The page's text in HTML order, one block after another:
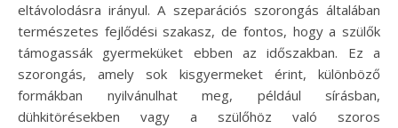
eltávolodásra irányul. A szeparációs szorongás általában
természetes fejlődési szakasz, de fontos, hogy a szülők
támogassák gyermeküket ebben az időszakban. Ez a
szorongás, amely sok kisgyermeket érint, különböző
formákban nyilvánulhat meg, például sírásban,
dühkitörésekben vagy a szülőhöz való szoros